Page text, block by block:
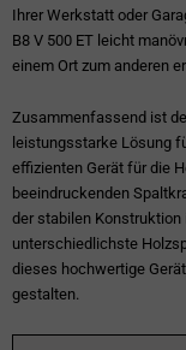
Ihrer Werkstatt oder
B8 V 500 ET leicht
einem Ort zum anderen
Zusammenfassend ist
leistungsstarke Lösung
effizienten Gerät für die
beeindruckenden
der stabilen Konstruktion
unterschiedlichste
dieses hochwertige
gestalten.